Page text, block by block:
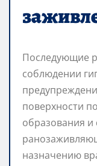
Последующие
соблюдении
поверхности
образования и
назначению